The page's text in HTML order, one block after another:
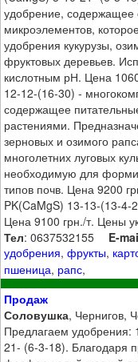
удобрение, содержащее
микроэлементов,
удобрения кукурузы,
фруктовых деревьев.
кислотным рН. Цена
12-12-(16-30) -
содержащее
растениями.
зерновых и озимого
многолетних луговых
необходимую для
типов почв. Цена 9200
PK(CaMgS) 13-13-(13-4-
Цена 9100 грн./т. Цены
Тел: 0637532155 E-
удобрения,фрукты,
пшеница, рапс,
Продаж
Соловушка, Чернигов,
Предлагаем удобрения:
21- (6-3-18). Благодаря